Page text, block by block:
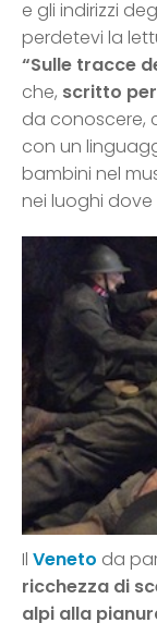
e gli indirizzi
perdetevi la
“Sulle tracce
che, scritto
da conoscere,
con un
bambini nel
nei luoghi
Il Veneto da
ricchezza di
alpi alla